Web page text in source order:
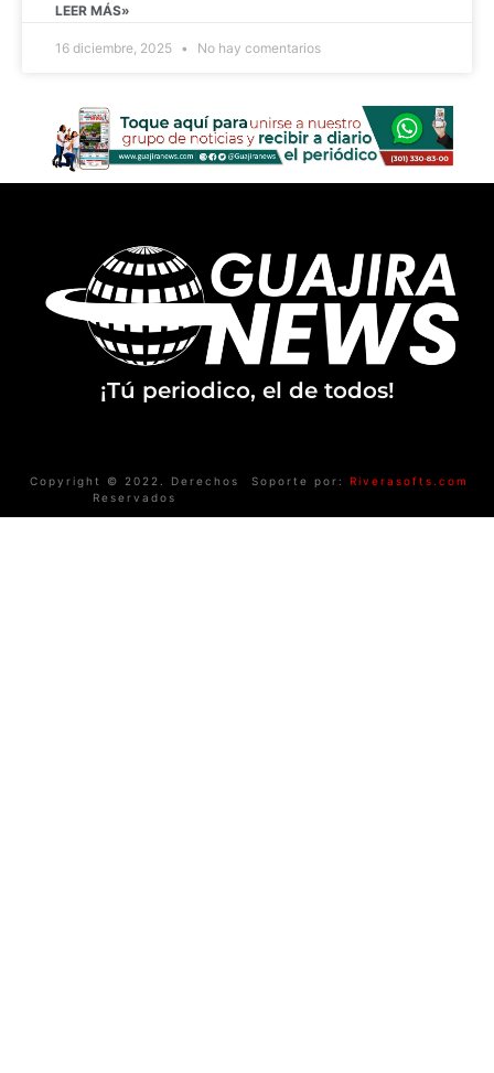
LEER MÁS»
16 diciembre, 2025 No hay comentarios
¡Tú periodico, el de todos!
Copyright © 2022. Derechos
Reservados
Soporte por: Riverasofts.com